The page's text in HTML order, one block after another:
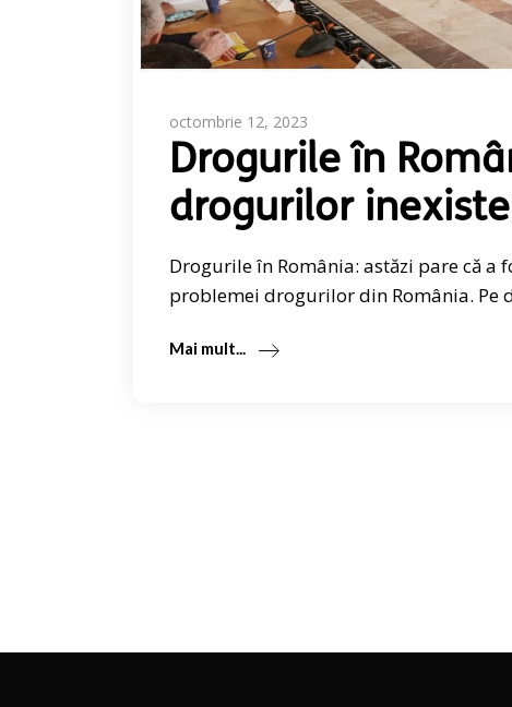
octombrie 12, 2023
Drogurile în
drogurilor
Drogurile în România: astăzi pare că
problemei drogurilor din România. Pe
Mai mult...